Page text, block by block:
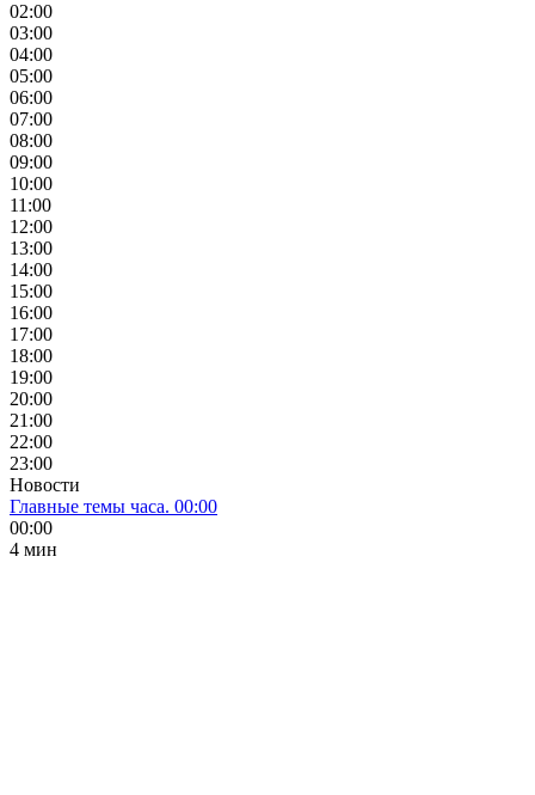
02:00
03:00
04:00
05:00
06:00
07:00
08:00
09:00
10:00
11:00
12:00
13:00
14:00
15:00
16:00
17:00
18:00
19:00
20:00
21:00
22:00
23:00
Новости
Главные темы часа. 00:00
00:00
4 мин